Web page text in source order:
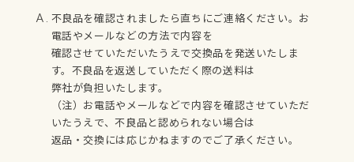
不良品を確認されましたら直ちにご連絡ください。お
電話やメールなどの方法で内容を
確認させていただいたうえで交換品を発送いたしま
す。不良品を返送していただく際の送料は
弊社が負担いたします。
（注）お電話やメールなどで内容を確認させていただ
いたうえで、不良品と認められない場合は
返品・交換には応じかねますのでご了承ください。